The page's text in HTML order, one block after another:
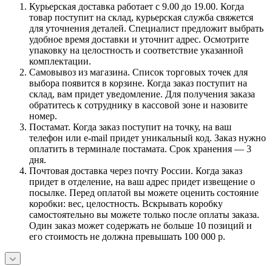
Курьерская доставка работает с 9.00 до 19.00. Когда
товар поступит на склад, курьерская служба свяжется
для уточнения деталей. Специалист предложит выбрать
удобное время доставки и уточнит адрес. Осмотрите
упаковку на целостность и соответствие указанной
комплектации.
Самовывоз из магазина. Список торговых точек для
выбора появится в корзине. Когда заказ поступит на
склад, вам придет уведомление. Для получения заказа
обратитесь к сотруднику в кассовой зоне и назовите
номер.
Постамат. Когда заказ поступит на точку, на ваш
телефон или e-mail придет уникальный код. Заказ нужно
оплатить в терминале постамата. Срок хранения — 3
дня.
Почтовая доставка через почту России. Когда заказ
придет в отделение, на ваш адрес придет извещение о
посылке. Перед оплатой вы можете оценить состояние
коробки: вес, целостность. Вскрывать коробку
самостоятельно вы можете только после оплаты заказа.
Один заказ может содержать не больше 10 позиций и
его стоимость не должна превышать 100 000 р.